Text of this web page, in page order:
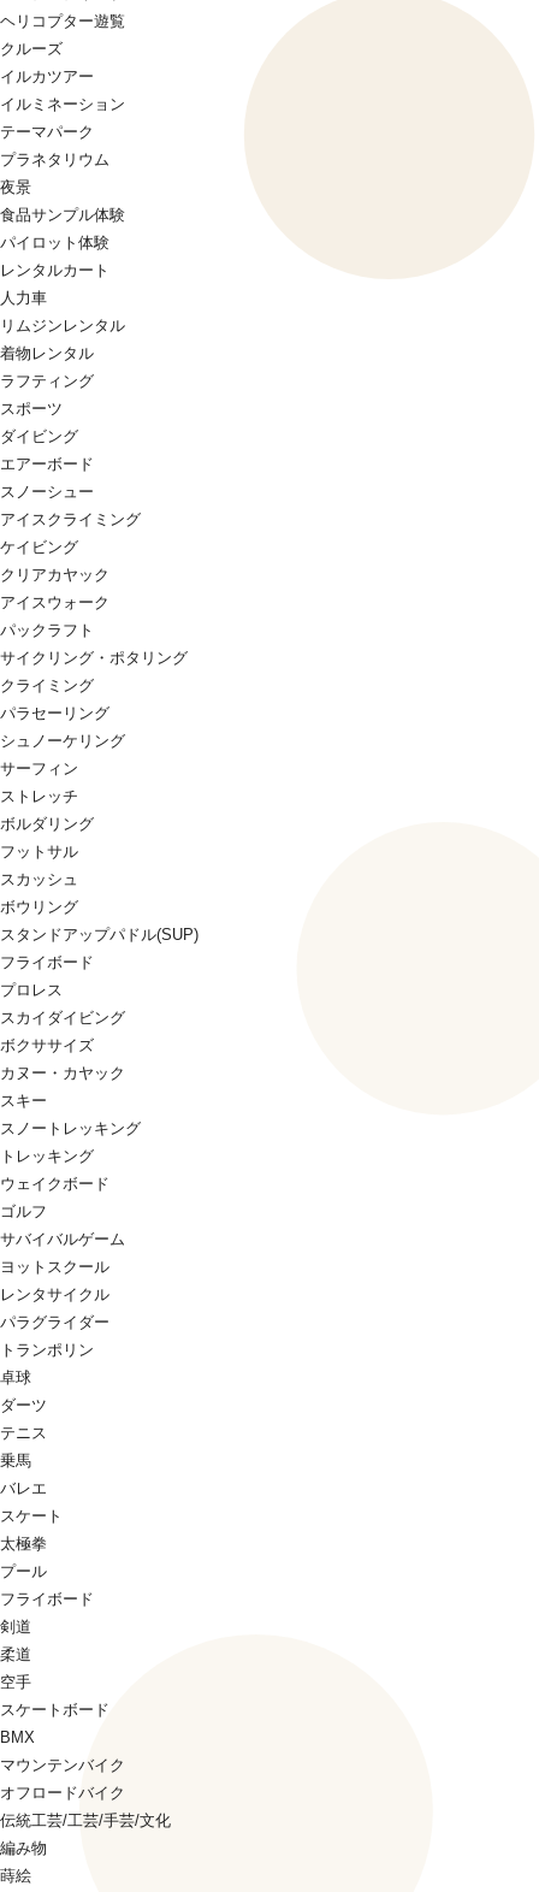
ヘリコプター遊覧
クルーズ
イルカツアー
イルミネーション
テーマパーク
プラネタリウム
夜景
食品サンプル体験
パイロット体験
レンタルカート
人力車
リムジンレンタル
着物レンタル
ラフティング
スポーツ
ダイビング
エアーボード
スノーシュー
アイスクライミング
ケイビング
クリアカヤック
アイスウォーク
パックラフト
サイクリング・ポタリング
クライミング
パラセーリング
シュノーケリング
サーフィン
ストレッチ
ボルダリング
フットサル
スカッシュ
ボウリング
スタンドアップパドル(SUP)
フライボード
プロレス
スカイダイビング
ボクササイズ
カヌー・カヤック
スキー
スノートレッキング
トレッキング
ウェイクボード
ゴルフ
サバイバルゲーム
ヨットスクール
レンタサイクル
パラグライダー
トランポリン
卓球
ダーツ
テニス
乗馬
バレエ
スケート
太極拳
プール
フライボード
剣道
柔道
空手
スケートボード
BMX
マウンテンバイク
オフロードバイク
伝統工芸/工芸/手芸/文化
編み物
蒔絵